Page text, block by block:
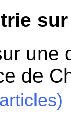
une
de